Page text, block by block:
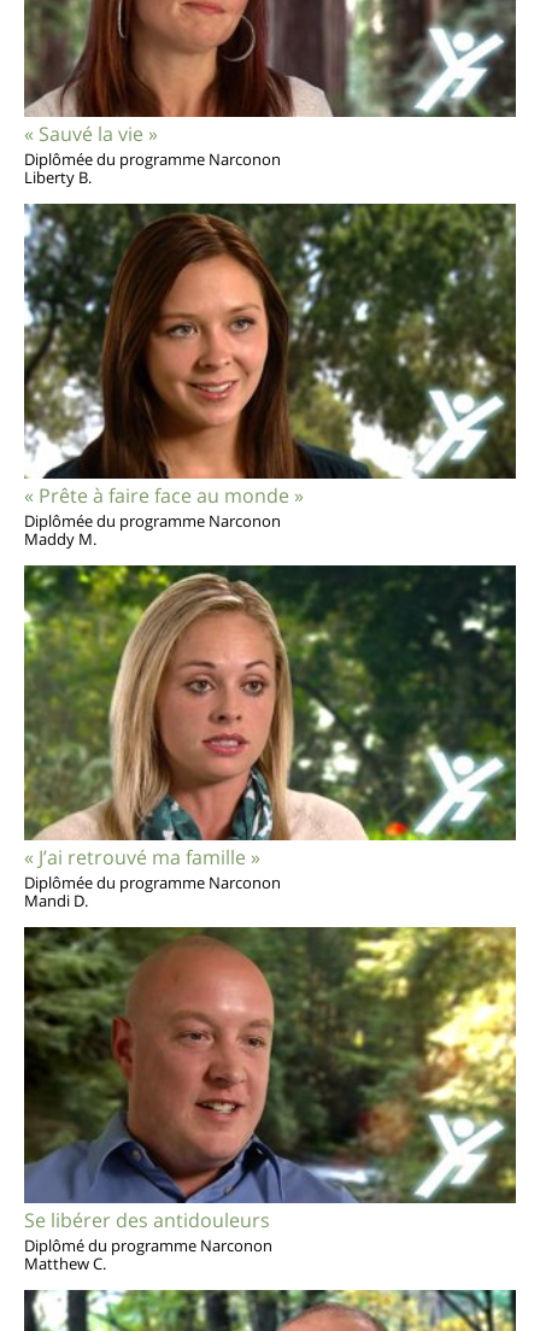
« Sauvé la vie »
Diplômée du programme Narconon
Liberty B.
« Prête à faire face au monde »
Diplômée du programme Narconon
Maddy M.
« J’ai retrouvé ma famille »
Diplômée du programme Narconon
Mandi D.
Se libérer des antidouleurs
Diplômé du programme Narconon
Matthew C.